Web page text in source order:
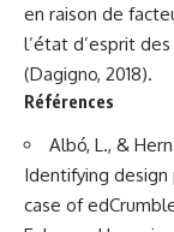
en raison de
l’état d’esprit
(Dagigno, 2018).
Références
Albó, L., &
Identifying
case of